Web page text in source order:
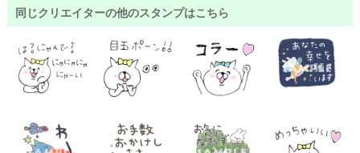
同じクリエイターの他のスタンプはこちら